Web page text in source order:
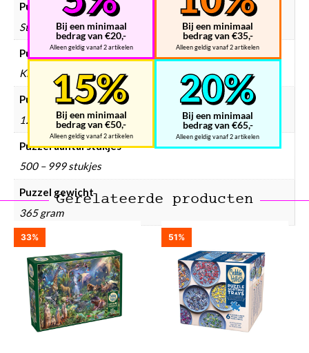
Puzzels collectie
Steden
Puzzels doelgroep
Kinderen, Volwassenen
Puzzels leeftijd
12 Jaar en ouder, 6 – 9 Jaar, 9 – 12 Jaar
Puzzel aantal stukjes
500 – 999 stukjes
Puzzel gewicht
365 gram
Bij een minimaal
bedrag van €20,-
Alleen geldig vanaf 2 artikelen
Bij een minimaal
bedrag van €35,-
Alleen geldig vanaf 2 artikelen
Bij een minimaal
bedrag van €50,-
Alleen geldig vanaf 2 artikelen
Bij een minimaal
bedrag van €65,-
Alleen geldig vanaf 2 artikelen
Gerelateerde producten
33% 51%